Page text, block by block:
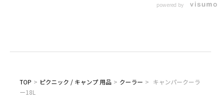
powered by
TOP > ピクニック / キャンプ 用品 > クーラー > キャンパークーラ
ー18L